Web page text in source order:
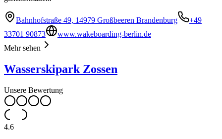
Bahnhofstraße 49, 14979 Großbeeren Brandenburg
+49
33701 90873
www.wakeboarding-berlin.de
Mehr sehen
Wasserskipark Zossen
Unsere Bewertung
4.6